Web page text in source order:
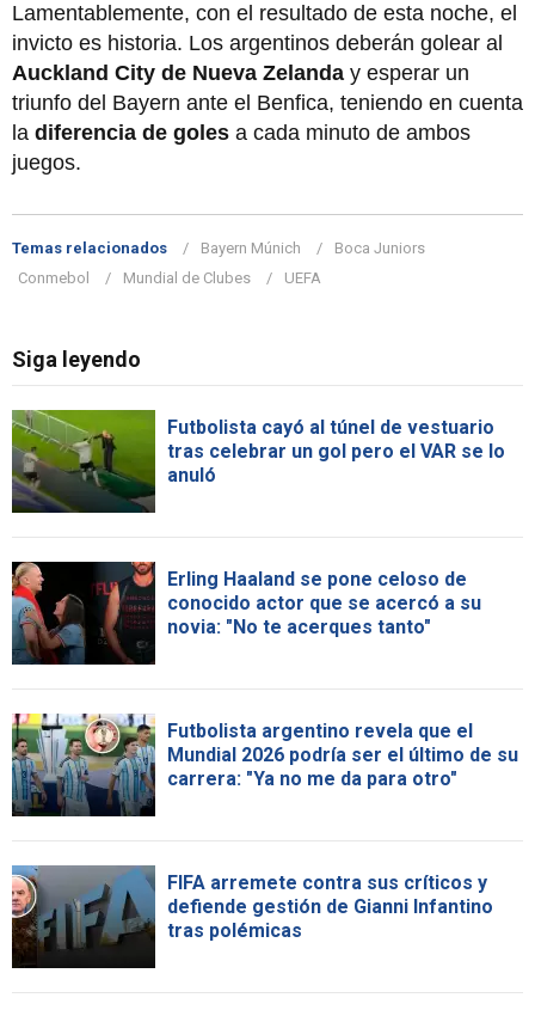
Lamentablemente, con el resultado de esta noche, el
invicto es historia. Los argentinos deberán golear al
Auckland City de Nueva Zelanda y esperar un
triunfo del Bayern ante el Benfica, teniendo en cuenta
la diferencia de goles a cada minuto de ambos
juegos.
Temas relacionados Bayern Múnich
Boca Juniors
Conmebol
Mundial de Clubes UEFA
Siga leyendo
Futbolista cayó al túnel de vestuario
tras celebrar un gol pero el VAR se lo
anuló
Erling Haaland se pone celoso de
conocido actor que se acercó a su
novia: "No te acerques tanto"
Futbolista argentino revela que el
Mundial 2026 podría ser el último de su
carrera: "Ya no me da para otro"
FIFA arremete contra sus críticos y
defiende gestión de Gianni Infantino
tras polémicas